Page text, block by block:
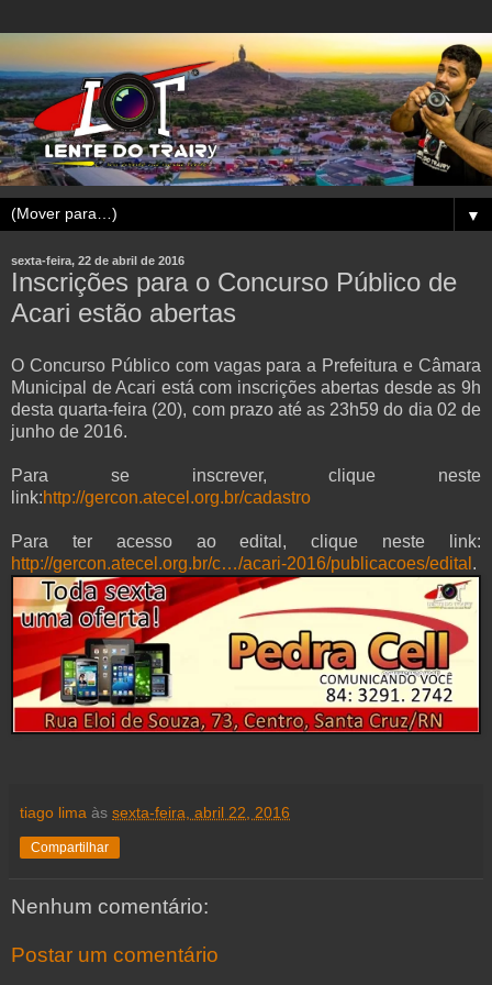
▼
sexta-feira, 22 de abril de 2016
Inscrições para o Concurso Público de
Acari estão abertas
O Concurso Público com vagas para a Prefeitura e Câmara
Municipal de Acari está com inscrições abertas desde as 9h
desta quarta-feira (20), com prazo até as 23h59 do dia 02 de
junho de 2016.
Para se inscrever, clique neste
link:http://gercon.atecel.org.br/cadastro
Para ter acesso ao edital, clique neste link:
http://gercon.atecel.org.br/c…/acari-2016/publicacoes/edital .
tiago lima às sexta-feira, abril 22, 2016
Compartilhar
Nenhum comentário:
Postar um comentário